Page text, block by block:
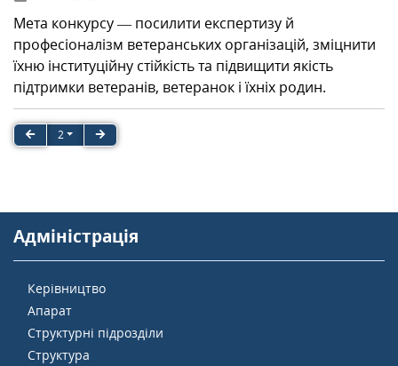
Мета конкурсу — посилити експертизу й
професіоналізм ветеранських організацій, зміцнити
їхню інституційну стійкість та підвищити якість
підтримки ветеранів, ветеранок і їхніх родин.
2
Адміністрація
Керівництво
Апарат
Структурні підрозділи
Структура